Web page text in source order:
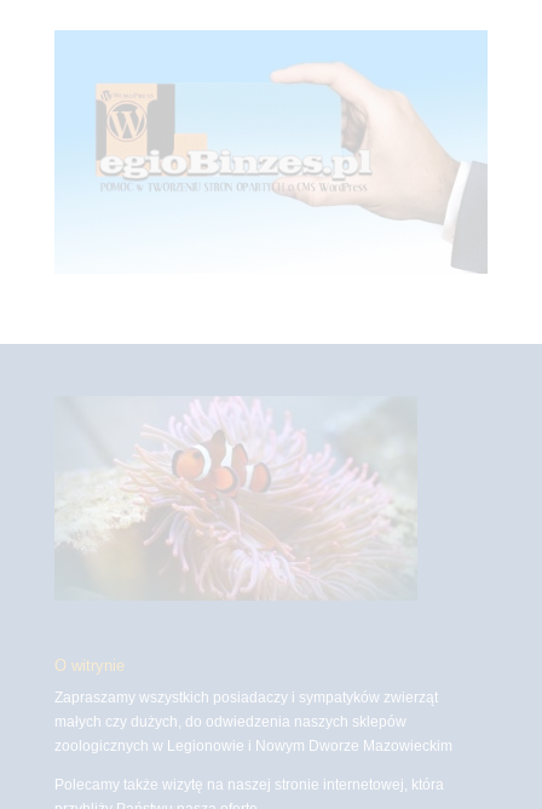
O witrynie
Zapraszamy wszystkich posiadaczy i sympatyków zwierząt
małych czy dużych, do odwiedzenia naszych sklepów
zoologicznych w Legionowie i Nowym Dworze Mazowieckim
Polecamy także wizytę na naszej stronie internetowej, która